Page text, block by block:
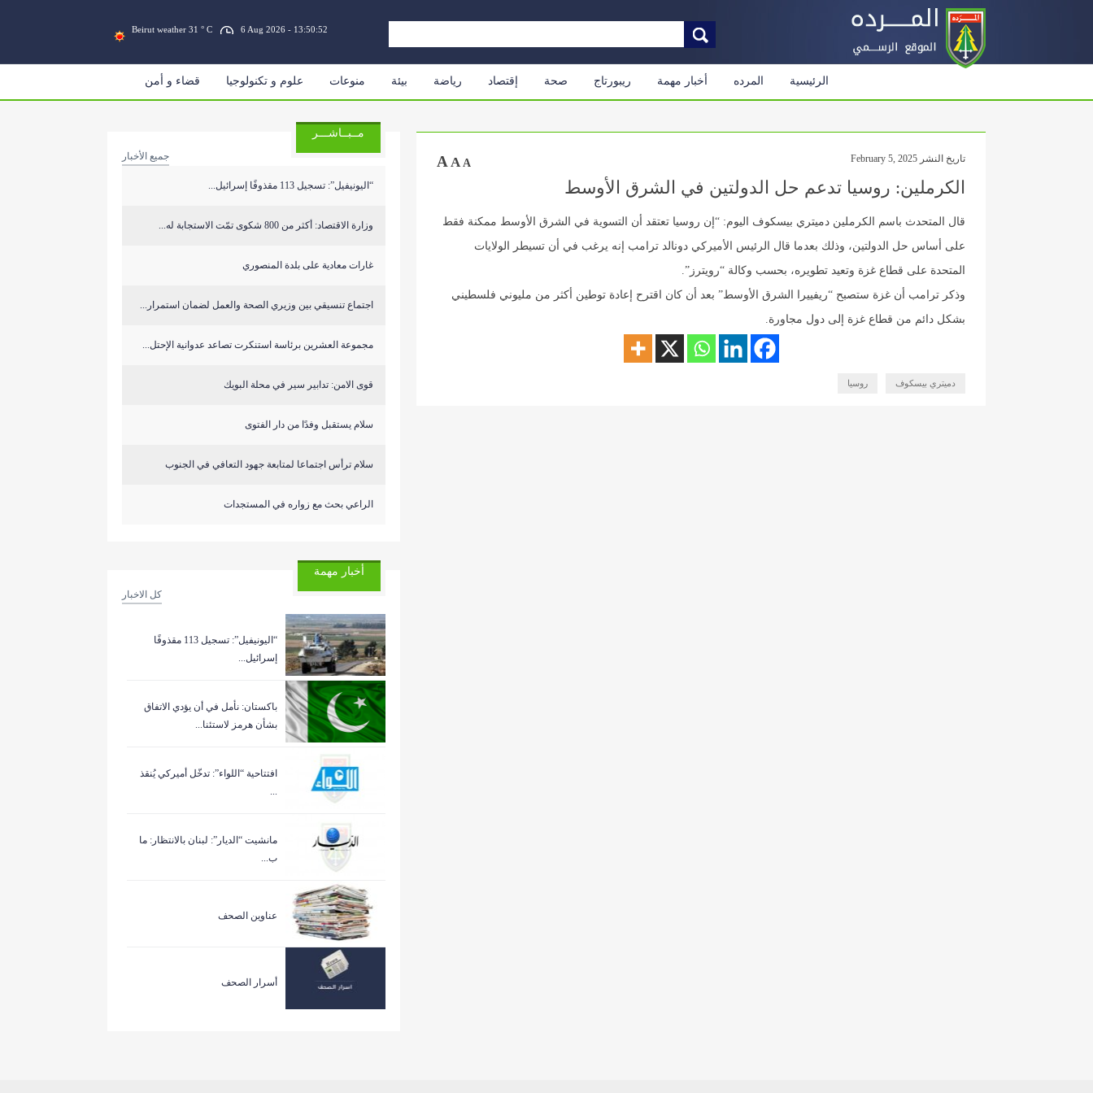
Beirut weather 31 ° C 6 Aug 2026 - 13:50:52
الرئيسية المرده أخبار مهمة ريبورتاج صحة إقتصاد رياضة بيئة منوعات علوم و تكنولوجيا قضاء و أمن
تاريخ النشر February 5, 2025 A A A
الكرملين: روسيا تدعم حل الدولتين في الشرق الأوسط
قال المتحدث باسم الكرملين دميتري بيسكوف اليوم: “إن روسيا تعتقد أن التسوية في الشرق الأوسط ممكنة فقط
على أساس حل الدولتين، وذلك بعدما قال الرئيس الأميركي دونالد ترامب إنه يرغب في أن تسيطر الولايات
المتحدة على قطاع غزة وتعيد تطويره، بحسب وكالة “رويترز”.
وذكر ترامب أن غزة ستصبح “ريفييرا الشرق الأوسط” بعد أن كان اقترح إعادة توطين أكثر من مليوني فلسطيني
بشكل دائم من قطاع غزة إلى دول مجاورة.
دميتري بيسكوف روسيا
مــبــاشـــر
جميع الأخبار
“اليونيفيل”: تسجيل 113 مقذوفًا إسرائيل...
وزارة الاقتصاد: أكثر من 800 شكوى تمّت الاستجابة له...
غارات معادية على بلدة المنصوري
اجتماع تنسيقي بين وزيري الصحة والعمل لضمان استمرار...
مجموعة العشرين برئاسة استنكرت تصاعد عدوانية الإحتل...
قوى الامن: تدابير سير في محلة البويك
سلام يستقبل وفدًا من دار الفتوى
سلام ترأس اجتماعا لمتابعة جهود التعافي في الجنوب
الراعي بحث مع زواره في المستجدات
أخبار مهمة
كل الاخبار
“اليونيفيل”: تسجيل 113 مقذوفًا
إسرائيل...
باكستان: نأمل في أن يؤدي الاتفاق
بشأن هرمز لاستئنا...
افتتاحية “اللواء”: تدخّل أميركي يُنقذ
...
مانشيت “الديار”: لبنان بالانتظار: ما
ب...
عناوين الصحف
أسرار الصحف